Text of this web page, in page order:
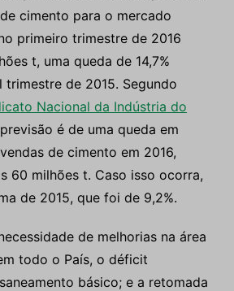
cimento para o mercado
primeiro trimestre de 2016
t, uma queda de 14,7%
trimestre de 2015. Segundo
Nacional da Indústria do
é de uma queda em
de cimento em 2016,
60 milhões t. Caso isso ocorra,
de 2015, que foi de 9,2%.
de melhorias na área
todo o País, o déficit
básico; e a retomada